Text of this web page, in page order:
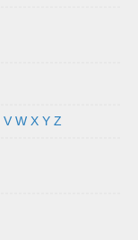
V W X Y Z